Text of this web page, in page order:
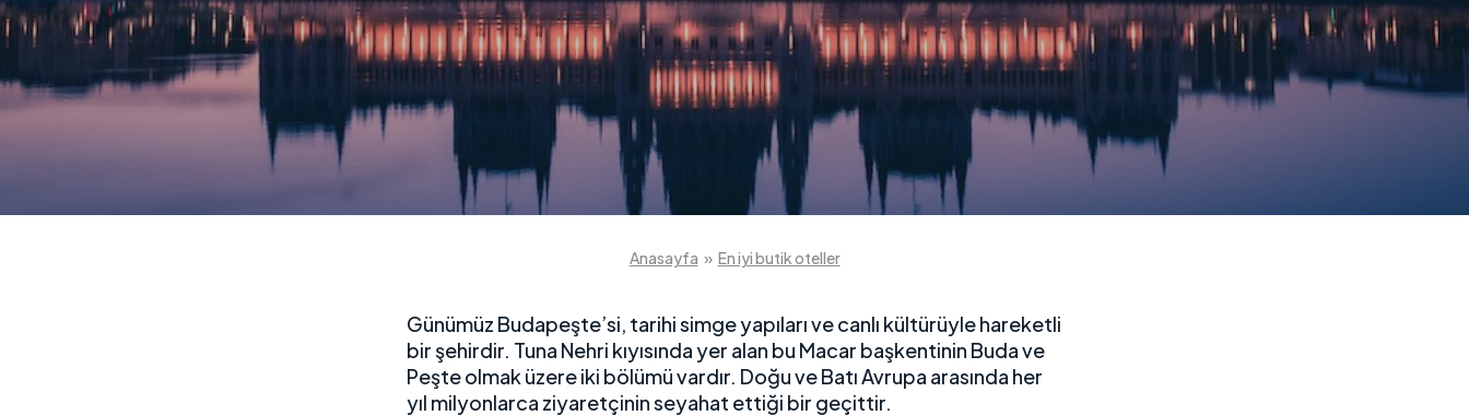
Anasayfa » En iyi butik oteller
Günümüz Budapeşte’si, tarihi simge yapıları ve canlı kültürüyle hareketli
bir şehirdir. Tuna Nehri kıyısında yer alan bu Macar başkentinin Buda ve
Peşte olmak üzere iki bölümü vardır. Doğu ve Batı Avrupa arasında her
yıl milyonlarca ziyaretçinin seyahat ettiği bir geçittir.